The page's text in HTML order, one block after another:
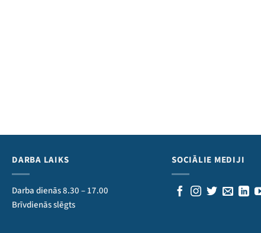
DARBA LAIKS
Darba dienās 8.30 – 17.00
Brīvdienās slēgts
SOCIĀLIE MEDIJI